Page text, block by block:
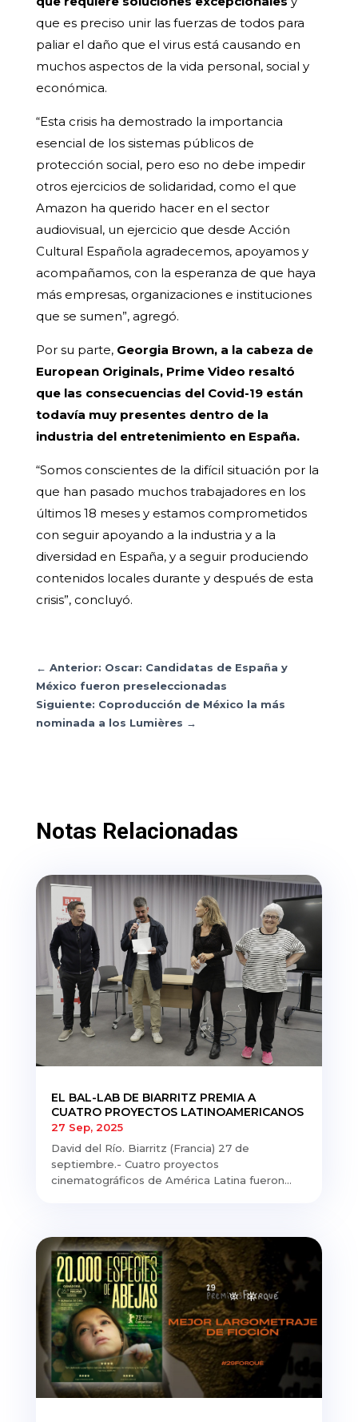
que es preciso unir las fuerzas de todos para
paliar el daño que el virus está causando en
muchos aspectos de la vida personal, social y
económica.
“Esta crisis ha demostrado la importancia
esencial de los sistemas públicos de
protección social, pero eso no debe impedir
otros ejercicios de solidaridad, como el que
Amazon ha querido hacer en el sector
audiovisual, un ejercicio que desde Acción
Cultural Española agradecemos, apoyamos y
acompañamos, con la esperanza de que haya
más empresas, organizaciones e instituciones
que se sumen”, agregó.
Por su parte, Georgia Brown, a la cabeza de
European Originals, Prime Video resaltó
que las consecuencias del Covid-19 están
todavía muy presentes dentro de la
industria del entretenimiento en España.
“Somos conscientes de la difícil situación por la
que han pasado muchos trabajadores en los
últimos 18 meses y estamos comprometidos
con seguir apoyando a la industria y a la
diversidad en España, y a seguir produciendo
contenidos locales durante y después de esta
crisis”, concluyó.
← Anterior: Oscar: Candidatas de España y
México fueron preseleccionadas
Siguiente: Coproducción de México la más
nominada a los Lumières →
Notas Relacionadas
EL BAL-LAB DE BIARRITZ PREMIA A
CUATRO PROYECTOS LATINOAMERICANOS
27 Sep, 2025
David del Río. Biarritz (Francia) 27 de
septiembre.- Cuatro proyectos
cinematográficos de América Latina fueron...